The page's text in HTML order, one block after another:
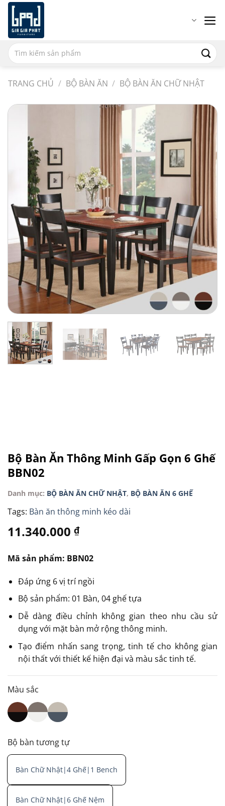
Chuyển
dung
Tìm
kiếm:
TRANG CHỦ / BỘ BÀN ĂN / BỘ BÀN ĂN CHỮ NHẬT
Bộ Bàn Ăn Thông Minh Gấp Gọn 6 Ghế
BBN02
Danh mục: BỘ BÀN ĂN CHỮ NHẬT, BỘ BÀN ĂN 6 GHẾ
Tags: Bàn ăn thông minh kéo dài
11.340.000 ₫
Mã sản phẩm: BBN02
Đáp ứng 6 vị trí ngồi
Bộ sản phẩm: 01 Bàn, 04 ghế tựa
Dễ dàng điều chỉnh không gian theo nhu cầu sử
dụng với mặt bàn mở rộng thông minh.
Tạo điểm nhấn sang trọng, tinh tế cho không gian
nội thất với thiết kế hiện đại và màu sắc tinh tế.
Màu sắc
Bộ bàn tương tự
Bàn Chữ Nhật|4 Ghế|1 Bench
Bàn Chữ Nhật|6 Ghế Nệm
Họ tên
Email